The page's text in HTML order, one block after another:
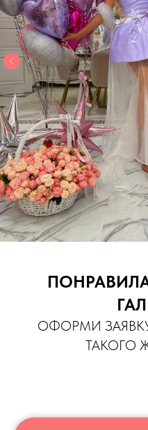
ОФОРМИ
ТАКОГО